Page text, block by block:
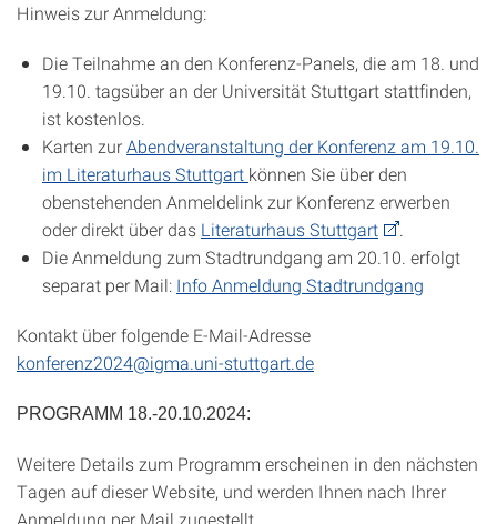
Hinweis zur Anmeldung:
Die Teilnahme an den Konferenz-Panels, die am 18. und
19.10. tagsüber an der Universität Stuttgart stattfinden,
ist kostenlos.
Karten zurAbendveranstaltung der Konferenz am 19.10.
im Literaturhaus Stuttgart können Sie über den
obenstehenden Anmeldelink zur Konferenz erwerben
oder direkt über das Literaturhaus Stuttgart
Die Anmeldung zum Stadtrundgang am 20.10. erfolgt
separat per Mail: Info Anmeldung Stadtrundgang
Kontakt über folgende E-Mail-Adresse
konferenz2024@igma.uni-stuttgart.de
PROGRAMM 18.-20.10.2024:
Weitere Details zum Programm erscheinen in den nächsten
Tagen auf dieser Website, und werden Ihnen nach Ihrer
Anmeldung per Mail zugestellt.